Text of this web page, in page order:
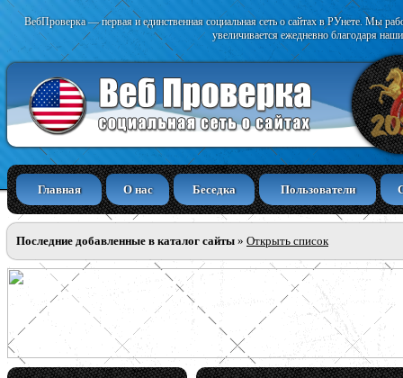
ВебПроверка — первая и единственная социальная сеть о сайтах в РУнете. Мы
увеличивается ежедневно благодаря
Главная О нас Беседка Пользователи
Последние добавленные в каталог сайты » Открыть список